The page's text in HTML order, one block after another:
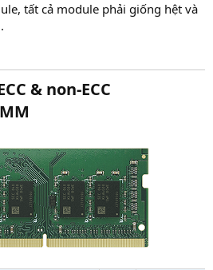
tất cả module phải giống hệt và
& non-ECC